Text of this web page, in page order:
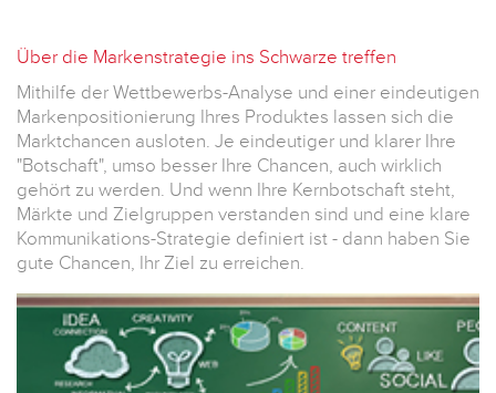
Über die Markenstrategie ins Schwarze treffen
Mithilfe der Wettbewerbs-Analyse und einer eindeutigen
Markenpositionierung Ihres Produktes lassen sich die
Marktchancen ausloten. Je eindeutiger und klarer Ihre
"Botschaft", umso besser Ihre Chancen, auch wirklich
gehört zu werden. Und wenn Ihre Kernbotschaft steht,
Märkte und Zielgruppen verstanden sind und eine klare
Kommunikations-Strategie definiert ist - dann haben Sie
gute Chancen, Ihr Ziel zu erreichen.